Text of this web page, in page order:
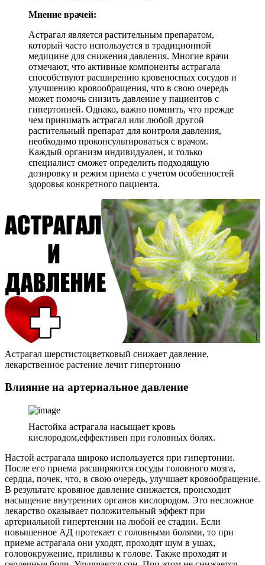
Мнение врачей:
Астрагал является растительным препаратом,
который часто используется в традиционной
медицине для снижения давления. Многие врачи
отмечают, что активные компоненты астрагала
способствуют расширению кровеносных сосудов и
улучшению кровообращения, что в свою очередь
может помочь снизить давление у пациентов с
гипертонией. Однако, важно помнить, что прежде
чем принимать астрагал или любой другой
растительный препарат для контроля давления,
необходимо проконсультироваться с врачом.
Каждый организм индивидуален, и только
специалист сможет определить подходящую
дозировку и режим приема с учетом особенностей
здоровья конкретного пациента.
Астрагал шерстистоцветковый снижает давление,
лекарственное растение лечит гипертонию
Влияние на артериальное давление
Настойка астрагала насыщает кровь
кислородом,еффективен при головных болях.
Настой астрагала широко используется при гипертонии.
После его приема расширяются сосуды головного мозга,
сердца, почек, что, в свою очередь, улучшает кровообращение.
В результате кровяное давление снижается, происходит
насыщение внутренних органов кислородом. Это несложное
лекарство оказывает положительный эффект при
артериальной гипертензии на любой ее стадии. Если
повышенное АД протекает с головными болями, то при
приеме астрагала они уходят, проходят шум в ушах,
головокружение, приливы к голове. Также проходят и